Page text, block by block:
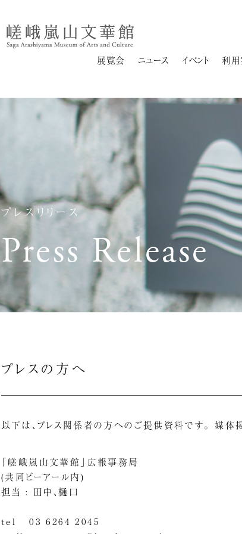
展覧会 ニュース イベント 利
プレスリリース
Press Release
プレスの方へ
以下は、プレス関係者の方へのご提供資料です。 媒体
「嵯峨嵐山文華館」広報事務局
(共同ピーアール内)
担当 : 田中、樋口
tel
03 6264 2045